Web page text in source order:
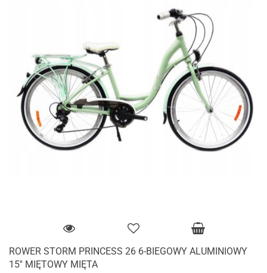
ROWER STORM PRINCESS 26 6-BIEGOWY ALUMINIOWY
15'' MIĘTOWY MIĘTA